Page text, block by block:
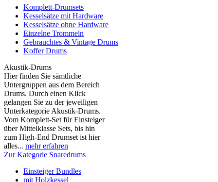
Komplett-Drumsets
Kesselsätze mit Hardware
Kesselsätze ohne Hardware
Einzelne Trommeln
Gebrauchtes & Vintage Drums
Koffer Drums
Akustik-Drums
Hier finden Sie sämtliche
Untergruppen aus dem Bereich
Drums. Durch einen Klick
gelangen Sie zu der jeweiligen
Unterkategorie Akustik-Drums.
Vom Komplett-Set für Einsteiger
über Mittelklasse Sets, bis hin
zum High-End Drumset ist hier
alles... mehr erfahren
Zur Kategorie Snaredrums
Einsteiger Bundles
mit Holzkessel